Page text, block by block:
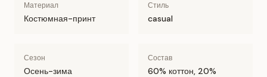
Материал
Костюмная-принт
Стиль
casual
Сезон
Осень-зима
Состав
60% коттон, 20%